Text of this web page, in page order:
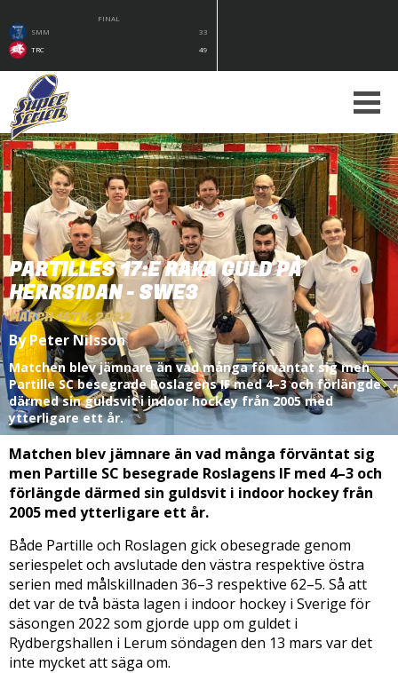
FINAL
SMM
33
TRC
49
PARTILLES 17:E RAKA GULD PÅ
HERRSIDAN - SWE3
MARCH 14TH, 2022
By Peter Nilsson
Matchen blev jämnare än vad många förväntat sig men
Partille SC besegrade Roslagens IF med 4–3 och förlängde
därmed sin guldsvit i indoor hockey från 2005 med
ytterligare ett år.
Matchen blev jämnare än vad många förväntat sig
men Partille SC besegrade Roslagens IF med 4–3 och
förlängde därmed sin guldsvit i indoor hockey från
2005 med ytterligare ett år.
Både Partille och Roslagen gick obesegrade genom
seriespelet och avslutade den västra respektive östra
serien med målskillnaden 36–3 respektive 62–5. Så att
det var de två bästa lagen i indoor hockey i Sverige för
säsongen 2022 som gjorde upp om guldet i
Rydbergshallen i Lerum söndagen den 13 mars var det
inte mycket att säga om.